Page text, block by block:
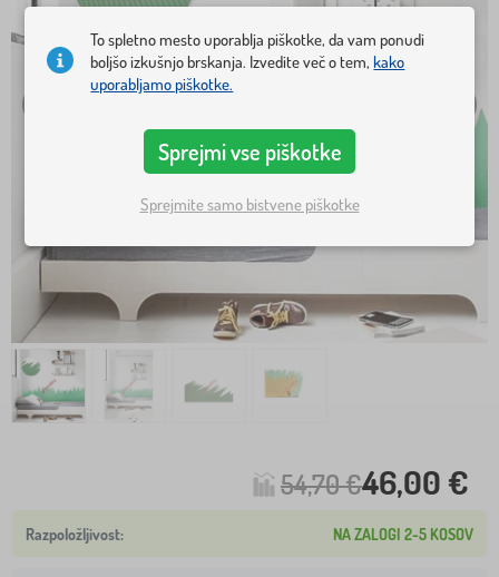
54,70 €46,00 €
NA ZALOGI 2-5 KOSOV
To spletno mesto uporablja piškotke, da vam ponudi
boljšo izkušnjo brskanja. Izvedite več o tem,kako
uporabljamo piškotke.
Sprejmi vse piškotke
Sprejmite samo bistvene piškotke